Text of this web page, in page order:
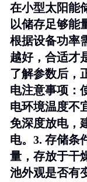
在小型太阳能
以储存足够能
根据设备功率
越好，合适才
了解参数后，
电注意事项 ：
电环境温度不
免深度放电，
电。3. 存储条
量，存放于干
池外观是否有